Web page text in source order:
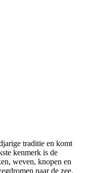
traditie en komt
kenmerk is de
weven, knopen en
naar de zee,